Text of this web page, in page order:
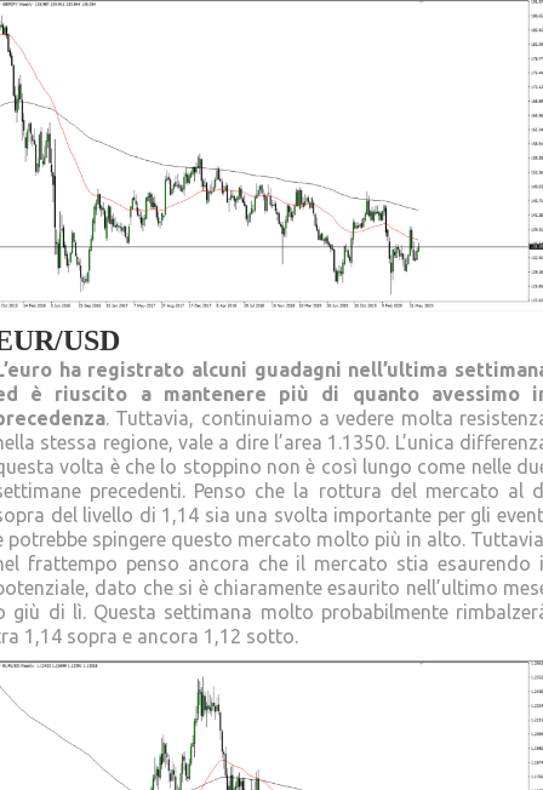
USD
ha registrato alcuni guadagni nell’ultima
è riuscito a mantenere più di quanto avessimo
. Tuttavia, continuiamo a vedere molta
stessa regione, vale a dire l’area 1.1350. L’unica
volta è che lo stoppino non è così lungo come nelle
precedenti. Penso che la rottura del mercato al
del livello di 1,14 sia una svolta importante per gli
potrebbe spingere questo mercato molto più in alto.
frattempo penso ancora che il mercato stia esaurendo
dato che si è chiaramente esaurito nell’ultimo
giù di lì. Questa settimana molto probabilmente
1,14 sopra e ancora 1,12 sotto.